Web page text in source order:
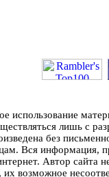
лишь с
без
Вся информация,
Автор сайта
возможное